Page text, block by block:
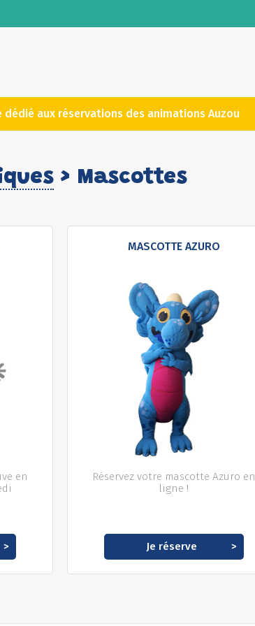
dédié aux réservations des animations Auzou
> Mascottes
en
MASCOTTE AZURO
Réservez votre mascotte Azuro en
ligne !
Je réserve